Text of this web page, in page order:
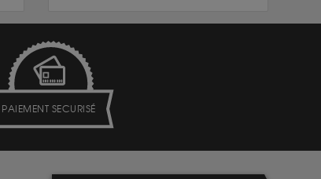
PAIEMENT SECURISÉ